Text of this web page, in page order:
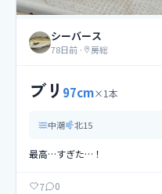
シーバース
78日前 · 房総
ブリ 97cm×1本
中潮 北15
最高…すぎた…！
7 0